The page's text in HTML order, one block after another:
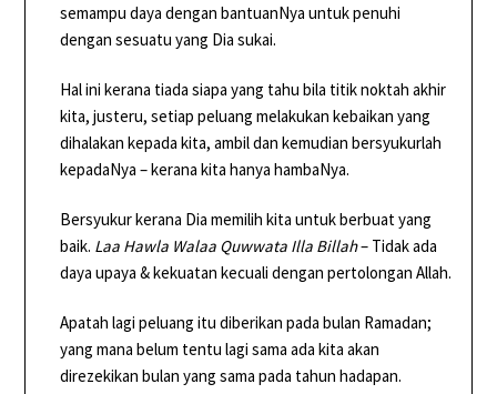
semampu daya dengan bantuanNya untuk penuhi
dengan sesuatu yang Dia sukai.
Hal ini kerana tiada siapa yang tahu bila titik noktah akhir
kita, justeru, setiap peluang melakukan kebaikan yang
dihalakan kepada kita, ambil dan kemudian bersyukurlah
kepadaNya – kerana kita hanya hambaNya.
Bersyukur kerana Dia memilih kita untuk berbuat yang
baik. Laa Hawla Walaa Quwwata Illa Billah– Tidak ada
daya upaya & kekuatan kecuali dengan pertolongan Allah.
Apatah lagi peluang itu diberikan pada bulan Ramadan;
yang mana belum tentu lagi sama ada kita akan
direzekikan bulan yang sama pada tahun hadapan.